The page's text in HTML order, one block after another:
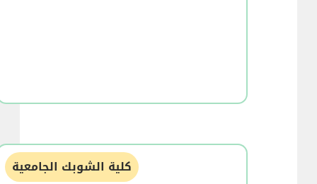
كلية الشوبك الجامعية